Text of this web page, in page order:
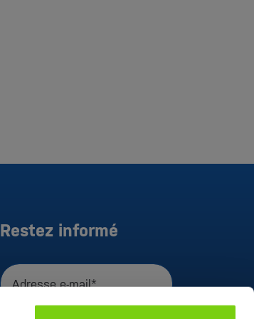
Restez informé
Adresse e-mail*